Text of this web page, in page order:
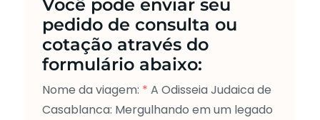
Você pode enviar seu
pedido de consulta ou
cotação através do
formulário abaixo:
Nome da viagem: * A Odisseia Judaica de
Casablanca: Mergulhando em um legado